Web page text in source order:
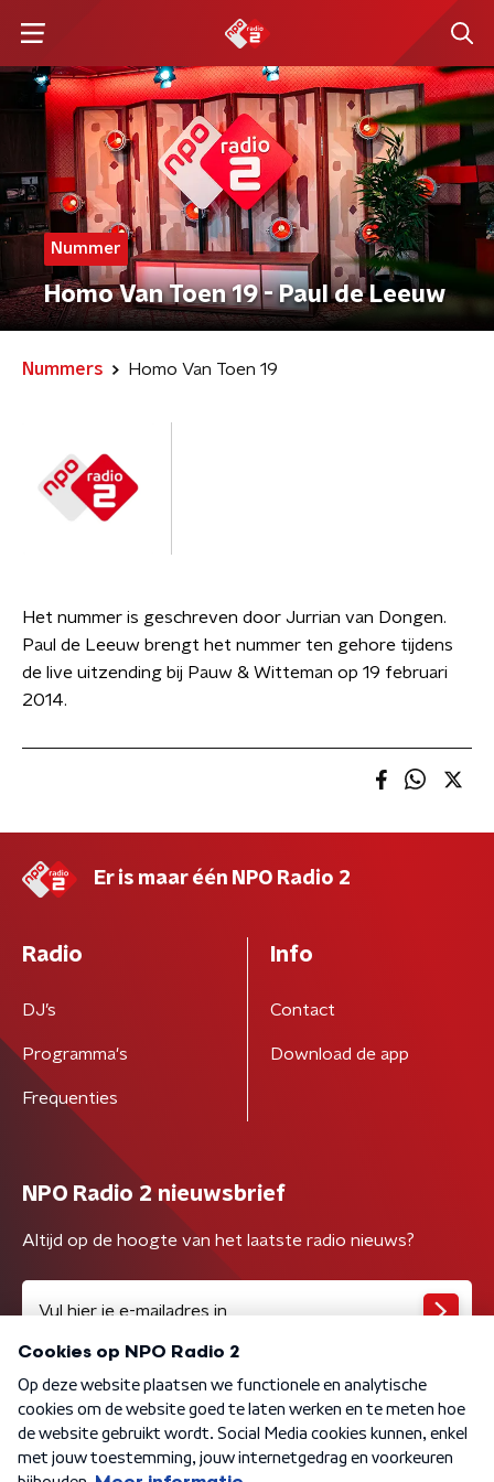
Nummer
Homo Van Toen 19 - Paul de Leeuw
Nummers Homo Van Toen 19
Het nummer is geschreven door Jurrian van Dongen.
Paul de Leeuw brengt het nummer ten gehore tijdens
de live uitzending bij Pauw & Witteman op 19 februari
2014.
Er is maar één NPO Radio 2
Radio
DJ’s
Programma's
Frequenties
Info
Contact
Download de app
NPO Radio 2 nieuwsbrief
Altijd op de hoogte van het laatste radio nieuws?
Algemene voorwaarden